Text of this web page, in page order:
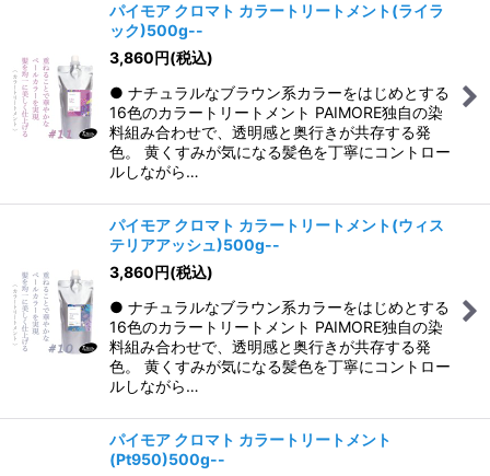
パイモア クロマト カラートリートメント(ライラ
ック)500g--
3,860円(税込)
● ナチュラルなブラウン系カラーをはじめとする
16色のカラートリートメント PAIMORE独自の染
料組み合わせで、透明感と奥行きが共存する発
色。 黄くすみが気になる髪色を丁寧にコントロー
ルしながら…
パイモア クロマト カラートリートメント(ウィス
テリアアッシュ)500g--
3,860円(税込)
● ナチュラルなブラウン系カラーをはじめとする
16色のカラートリートメント PAIMORE独自の染
料組み合わせで、透明感と奥行きが共存する発
色。 黄くすみが気になる髪色を丁寧にコントロー
ルしながら…
パイモア クロマト カラートリートメント
(Pt950)500g--